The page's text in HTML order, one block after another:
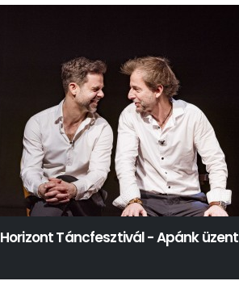
Horizont Táncfesztivál - Apánk üzent